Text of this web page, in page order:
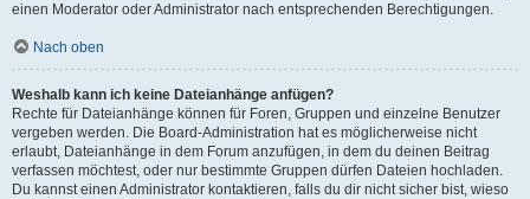
einen Moderator oder Administrator nach entsprechenden Berechtigungen.
Nach oben
Weshalb kann ich keine Dateianhänge anfügen?
Rechte für Dateianhänge können für Foren, Gruppen und einzelne Benutzer
vergeben werden. Die Board-Administration hat es möglicherweise nicht
erlaubt, Dateianhänge in dem Forum anzufügen, in dem du deinen Beitrag
verfassen möchtest, oder nur bestimmte Gruppen dürfen Dateien hochladen.
Du kannst einen Administrator kontaktieren, falls du dir nicht sicher bist, wieso